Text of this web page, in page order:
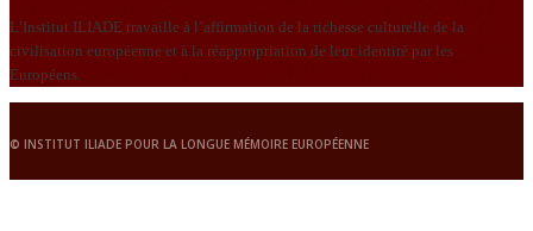
L’Institut ILIADE travaille à l’affirmation de la richesse culturelle de la
civilisation européenne et à la réappropriation de leur identité par les
Européens.
© INSTITUT ILIADE POUR LA LONGUE MÉMOIRE EUROPÉENNE